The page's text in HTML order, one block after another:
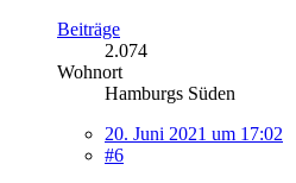
Beiträge
2.074
Wohnort
Hamburgs Süden
20. Juni 2021 um 17:02
#6